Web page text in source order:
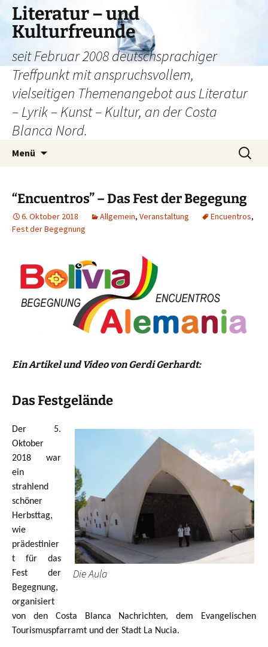
Literatur – und
Kulturfreunde
seit Februar 2008 deutschsprachiger
Treffpunkt mit anspruchsvollem,
vielseitigen Themenangebot aus Literatur
– Lyrik – Kunst – Kultur, an der Costa
Blanca Nord.
Menü
Suchen
nach:
“Encuentros” – Das Fest der Begegung
6. Oktober 2018 Allgemein, Veranstaltung Encuentros,
Fest der Begegnung
Ein Artikel und Video von Gerdi Gerhardt:
Das Festgelände
Die Aula
Der 5.
Oktober
2018 war
ein
strahlend
schöner
Herbsttag,
wie
prädestinier
t für das
Fest der
Begegnung,
organisiert
von den Costa Blanca Nachrichten, dem Evangelischen
Tourismuspfarramt und der Stadt La Nucia.